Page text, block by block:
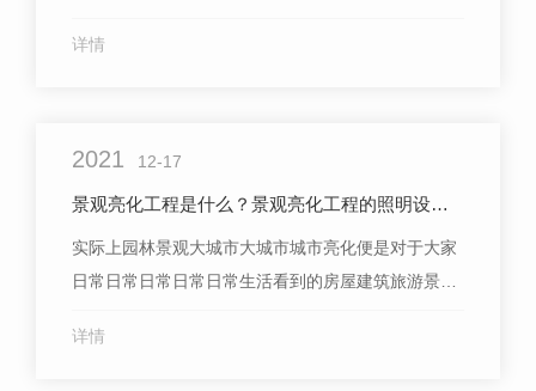
大家就来告之大家。 锌钢栏杆 1、锌钢栏杆设计装饰
和传统阳台栏杆，锌钢栏杆设...
详情
2021 12-17
景观亮化工程是什么？景观亮化工程的照明设计又有哪些？
实际上园林景观大城市大城市城市亮化便是对于大家
日常日常日常日常日常生活看到的房屋建筑旅游景点
设计师的制定和文艺创作让房屋建筑在房间内光照的
详情